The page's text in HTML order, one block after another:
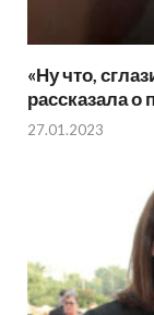
«Ну что,
рассказала
27.01.2023